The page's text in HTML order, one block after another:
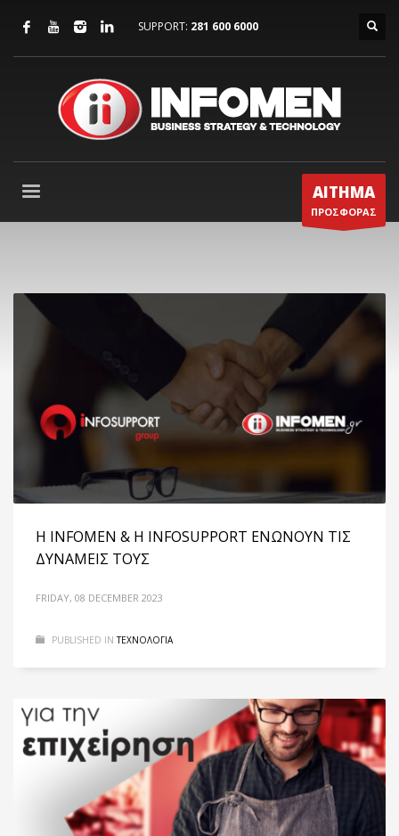
SUPPORT: 281 600 6000
ΑΙΤΗΜΑ
ΠΡΟΣΦΟΡΑΣ
Η INFOMEN & Η INFOSUPPORT ΕΝΩΝΟΥΝ ΤΙΣ
ΔΥΝΑΜΕΙΣ ΤΟΥΣ
FRIDAY, 08 DECEMBER 2023
PUBLISHED IN ΤΕΧΝΟΛΟΓΙΑ